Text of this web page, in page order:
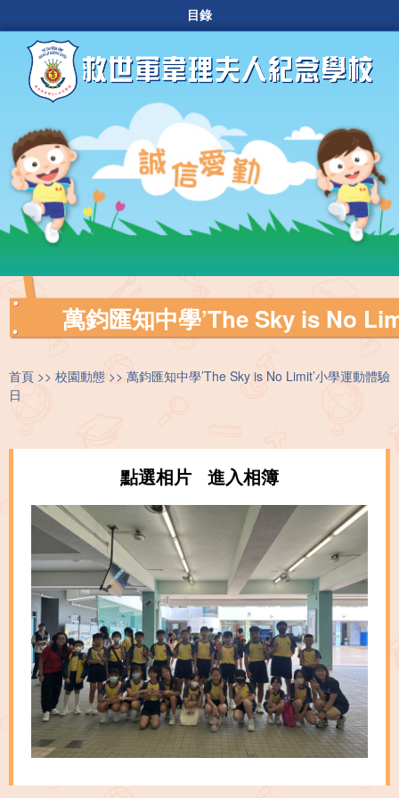
目錄
萬鈞匯知中學’The Sky is No
首頁 校園動態
萬鈞匯知中學’The Sky is No Limit’小學運動體驗
日
點選相片 進入相簿